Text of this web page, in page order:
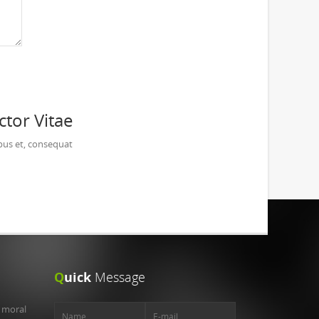
Vitae
et, consequat
Quick Message